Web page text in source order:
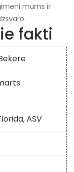
mums ir
fakti
ASV